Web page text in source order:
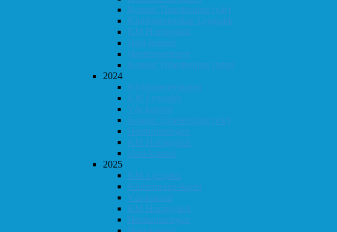
Konrad Timestrening (vår)
Klubbmesterskap Lynsjakk
KM Hurtigsjakk
Høst-konrad
Høstturneringen
Konrad Timestrening (høst)
2024
Klubbmesterskapet
KM Lynsjakk
Vår-konrad
Konrad Timestrening (vår)
Høstturneringen
KM Hurtigsjakk
Høst-konrad
2025
KM Lynsjakk
Klubbmesterskapet
Vår-konrad
KM Hurtigsjakk
Høstturneringen